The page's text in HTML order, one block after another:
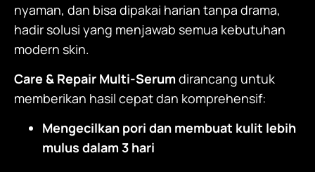
nyaman, dan bisa dipakai harian tanpa drama,
hadir solusi yang menjawab semua kebutuhan
modern skin.
Care & Repair Multi-Serumdirancang untuk
memberikan hasil cepat dan komprehensif:
Mengecilkan pori dan membuat kulit lebih
mulus dalam 3 hari